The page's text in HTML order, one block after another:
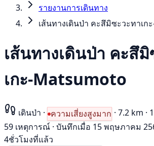
รายงานการเดินทาง
เส้นทางเดินป่า คะสึมิซะวะทาเก
เส้นทางเดินป่า คะสึ
เกะ-Matsumoto
เดินป่า · ความเสี่ยงสูงมาก · 7.2 km ·
59 เหตุการณ์ · บันทึกเมื่อ 15 พฤษภาคม
4ชั่วโมงที่แล้ว